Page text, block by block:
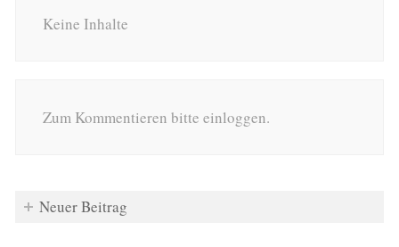
Keine Inhalte
Zum Kommentieren bitte einloggen.
Neuer Beitrag